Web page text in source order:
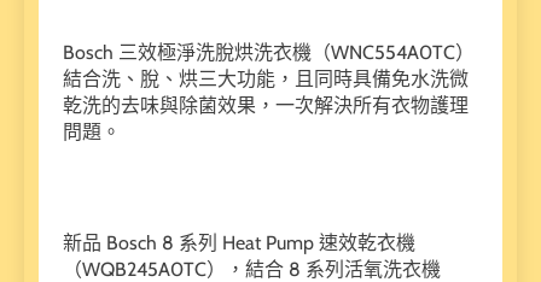
Bosch 三效極淨洗脫烘洗衣機（WNC554A0TC）
結合洗、脫、烘三大功能，且同時具備免水洗微
乾洗的去味與除菌效果，一次解決所有衣物護理
問題。
新品 Bosch 8 系列 Heat Pump 速效乾衣機
（WQB245A0TC），結合 8 系列活氧洗衣機